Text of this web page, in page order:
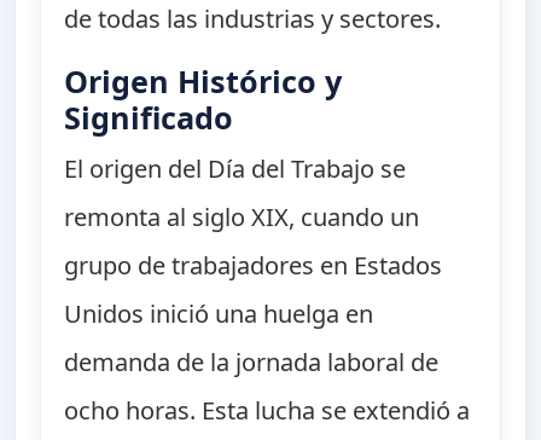
de todas las industrias y sectores.
Origen Histórico y
Significado
El origen del Día del Trabajo se
remonta al siglo XIX, cuando un
grupo de trabajadores en Estados
Unidos inició una huelga en
demanda de la jornada laboral de
ocho horas. Esta lucha se extendió a